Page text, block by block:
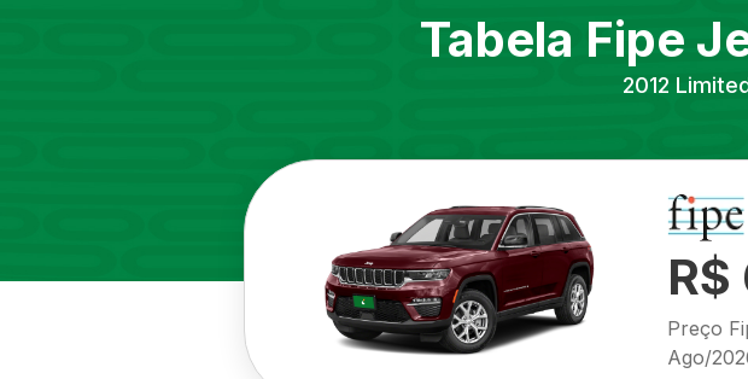
Tabela Fipe
2012
Preço
Ago/